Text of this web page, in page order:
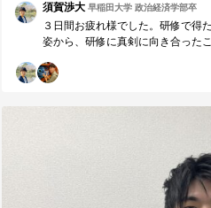
であったように感じます。
須賀渉大早稲田大学 政治経済学部卒
３日間お疲れ様でした。研修で得
姿から、研修に真剣に向き合った
とが、巡り巡って組織に対して誠
ねていける方だと思います。 ま
き合い、自己や組織を成長させる
今後の活動を応援しています。